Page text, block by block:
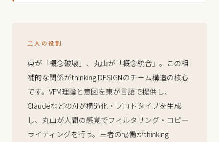
二人の役割
東が「概念破壊」、丸山が「概念統合」。この相
補的な関係がthinking DESIGNのチーム構造の核心
です。VFM理論と意図を東が言語で提供し、
ClaudeなどのAIが構造化・プロトタイプを生成
し、丸山が人間の感覚でフィルタリング・コピー
ライティングを行う。三者の協働がthinking